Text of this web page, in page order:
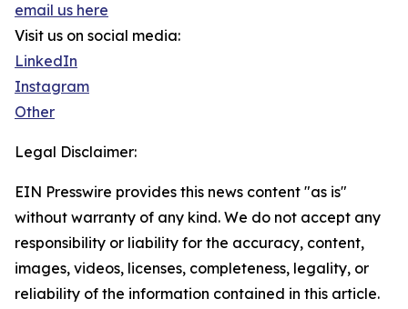
email us here
Visit us on social media:
LinkedIn
Instagram
Other
Legal Disclaimer:
EIN Presswire provides this news content "as is"
without warranty of any kind. We do not accept any
responsibility or liability for the accuracy, content,
images, videos, licenses, completeness, legality, or
reliability of the information contained in this article.